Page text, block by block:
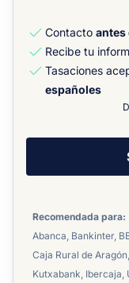
Contacto antes
Recibe tu
Tasaciones
españoles
Recomendada para:
Abanca, Bankinter,
Caja Rural de
Kutxabank, Ibercaja,